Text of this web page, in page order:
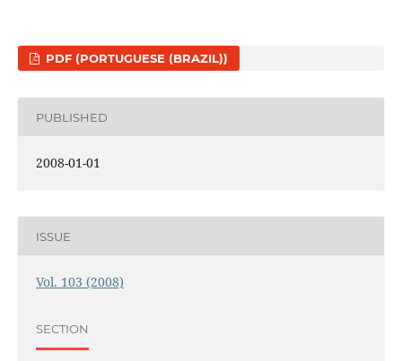
PDF (PORTUGUESE (BRAZIL))
PUBLISHED
2008-01-01
ISSUE
Vol. 103 (2008)
SECTION